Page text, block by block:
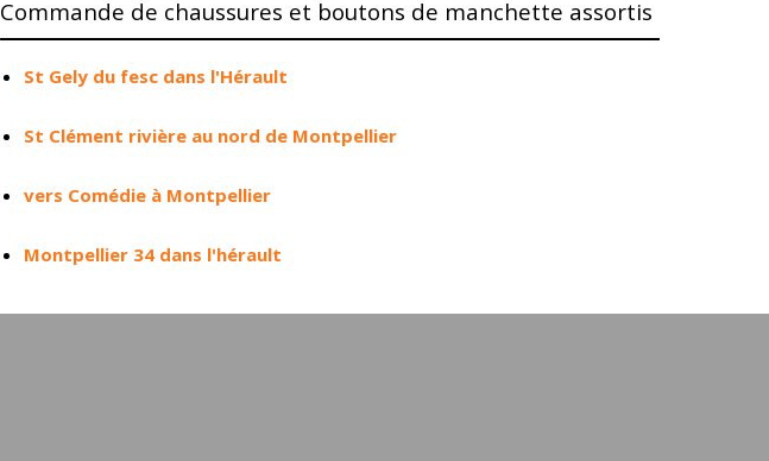
Commande de chaussures et boutons de manchette assortis
St Gely du fesc dans l'Hérault
St Clément rivière au nord de Montpellier
vers Comédie à Montpellier
Montpellier 34 dans l'hérault